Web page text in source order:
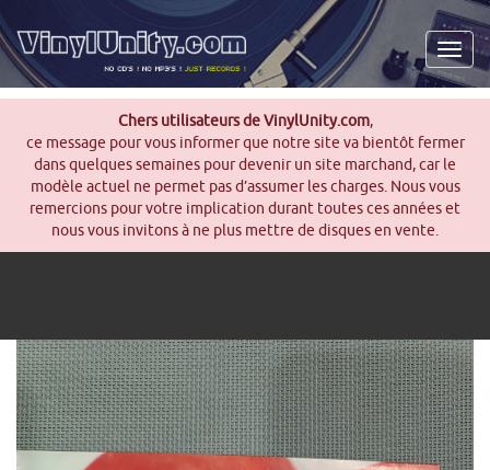
Chers utilisateurs de VinylUnity.com,
ce message pour vous informer que notre site va bientôt fermer
dans quelques semaines pour devenir un site marchand, car le
modèle actuel ne permet pas d’assumer les charges. Nous vous
remercions pour votre implication durant toutes ces années et
nous vous invitons à ne plus mettre de disques en vente.